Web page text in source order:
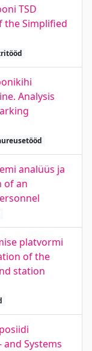
TSD
the Simplified
Analysis
analüüs ja
of an
platvormi
of the
station
Systems